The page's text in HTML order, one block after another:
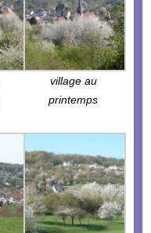
village au
printemps